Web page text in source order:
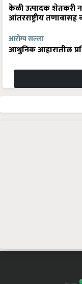
केळी उत्पादक शेतकरी
आंतरराष्ट्रीय तणावासह
आरोग्य सल्ला
आधुनिक आहारातील